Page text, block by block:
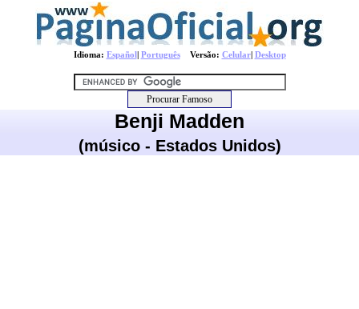
Idioma: Español| PortuguêsVersão: Celular| Desktop
Benji Madden
(músico - Estados Unidos)